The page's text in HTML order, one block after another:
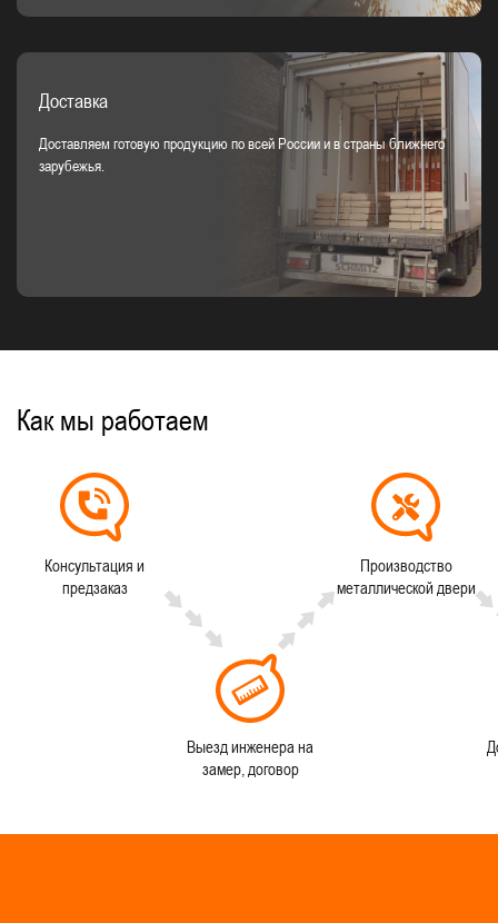
Доставка
Доставляем готовую продукцию по всей России и в страны ближнего
зарубежья.
Как мы работаем
Консультация и
предзаказ
Выезд инженера на
замер, договор
Производство
металлической двери